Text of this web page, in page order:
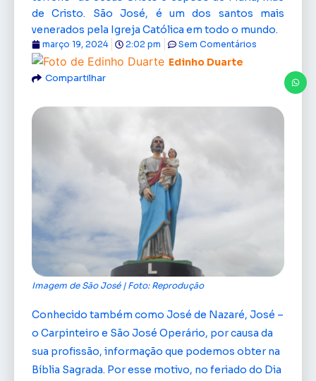
de Cristo. São José, é um dos santos mais
venerados pela Igreja Católica em todo o mundo.
Edinho Duarte
março 19, 2024 2:02 pm Sem Comentários
Compartilhar
Imagem de São José | Foto: Reprodução
Conhecido também como José de Nazaré, José –
o Carpinteiro e São José Operário, por causa da
sua profissão, informação que podemos obter na
Bíblia Sagrada. Por esse motivo, no feriado do Dia